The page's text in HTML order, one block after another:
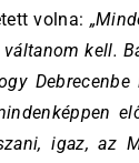
volna:
váltanom kell.
igaz, az